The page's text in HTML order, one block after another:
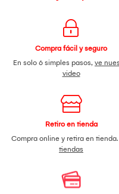
Compra fácil y seguro
En solo 6 simples pasos, ve
video
Retiro en tienda
Compra online y retira en tienda.
tiendas